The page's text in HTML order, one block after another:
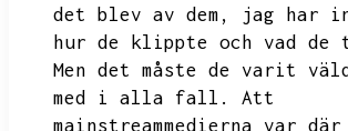
det blev av dem,
jag har
hur de klippte och vad de
Men det måste de varit
med i alla fall.
Att
mainstreammedierna var där